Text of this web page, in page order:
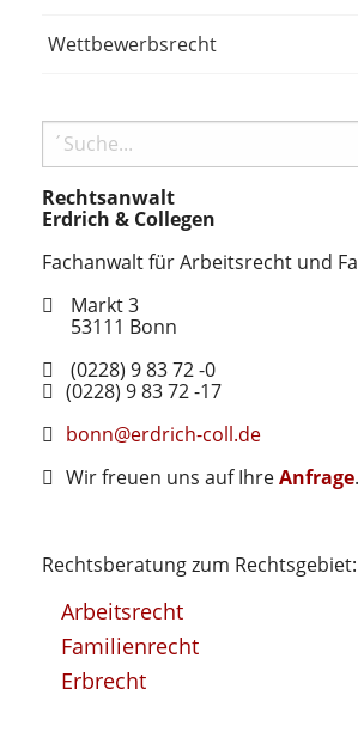
Wettbewerbsrecht
Rechtsanwalt
Erdrich & Collegen
Fachanwalt für Arbeitsrecht und
Markt 3
53111 Bonn
(0228) 9 83 72 -0
(0228) 9 83 72 -17
bonn@erdrich-coll.de
Wir freuen uns auf IhreAnfrage.
Rechtsberatung zum Rechtsgebiet:
Arbeitsrecht
Familienrecht
Erbrecht